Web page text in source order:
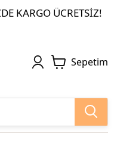
KARGO ÜCRETSIZ!
Sepetim